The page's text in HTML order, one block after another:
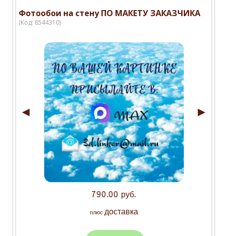
Фотообои на стену ПО МАКЕТУ ЗАКАЗЧИКА
(Код: 8544310)
◄ ►
790.00 руб.
плюс доставка